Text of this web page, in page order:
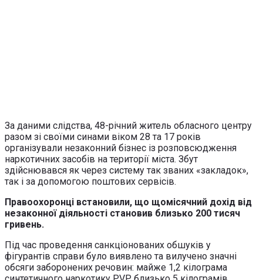
За даними слідства, 48-річний житель обласного центру
разом зі своїми синами віком 28 та 17 років
організували незаконний бізнес із розповсюдження
наркотичних засобів на території міста. Збут
здійснювався як через систему так званих «закладок»,
так і за допомогою поштових сервісів.
Правоохоронці встановили, що щомісячний дохід від
незаконної діяльності становив близько 200 тисяч
гривень.
Під час проведення санкціонованих обшуків у
фігурантів справи було виявлено та вилучено значні
обсяги заборонених речовин: майже 1,2 кілограма